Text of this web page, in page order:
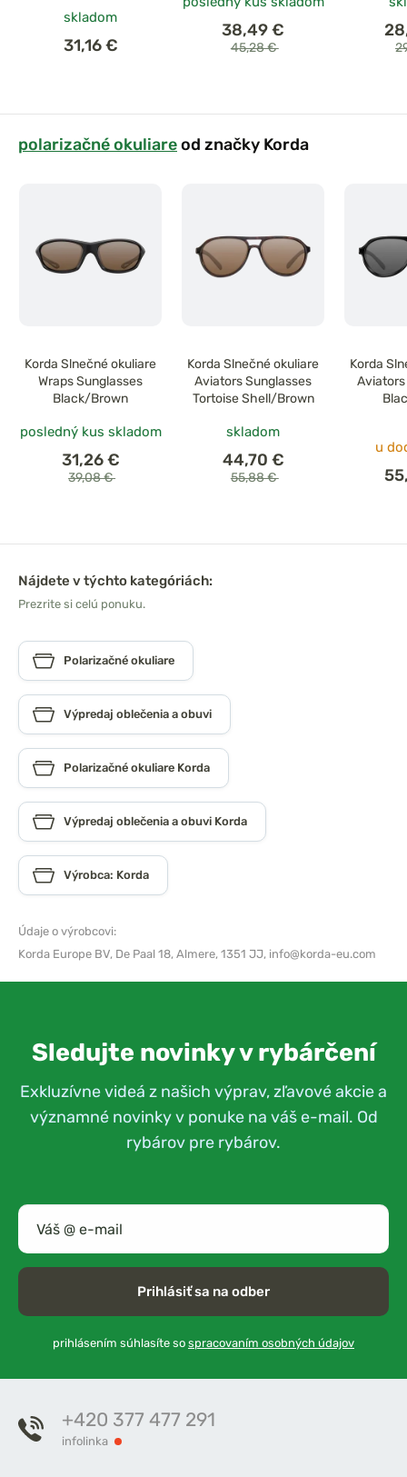
skladom
31,16 €
38,49 €
45,28 €
polarizačné okuliareod značky Korda
Korda Slnečné okuliare
Wraps Sunglasses
Black/Brown
posledný kus skladom
31,26 €
39,08 €
Korda Slnečné okuliare
Aviators Sunglasses
Tortoise Shell/Brown
skladom
44,70 €
55,88 €
Korda
u
Nájdete v týchto kategóriách:
Prezrite si celú ponuku.
Polarizačné okuliare
Výpredaj oblečenia a obuvi
Polarizačné okuliare Korda
Výpredaj oblečenia a obuvi Korda
Výrobca: Korda
Údaje o výrobcovi:
Korda Europe BV, De Paal 18, Almere, 1351 JJ, info@korda-eu.com
Sledujte novinky v rybárčení
Exkluzívne videá z našich výprav, zľavové akcie a
významné novinky v ponuke na váš e-mail. Od
rybárov pre rybárov.
Prihlásiť sa na odber
prihlásením súhlasíte so spracovaním osobných údajov
+420 377 477 291
infolinka